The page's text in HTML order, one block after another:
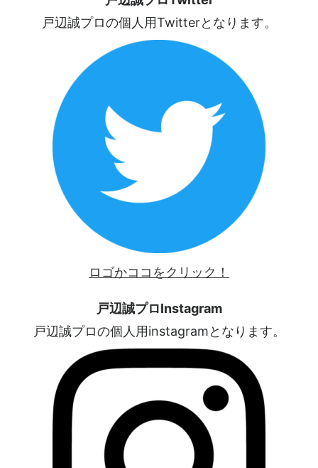
戸辺誠プロの個人用Twitterとなります。
ロゴかココをクリック！
戸辺誠プロInstagram
戸辺誠プロの個人用instagramとなります。